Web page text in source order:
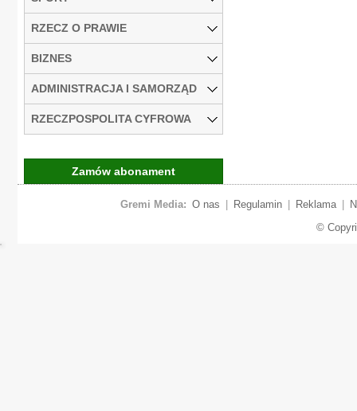
RZECZ O PRAWIE
BIZNES
ADMINISTRACJA I SAMORZĄD
RZECZPOSPOLITA CYFROWA
Zamów abonament
Gremi Media: O nas Regulamin Reklama
©